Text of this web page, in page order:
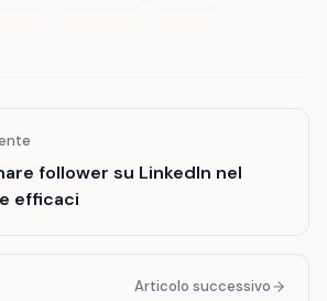
follower su LinkedIn nel
efficaci
Articolo successivo